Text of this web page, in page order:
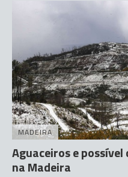
MADEIRA
Aguaceiros e
na Madeira